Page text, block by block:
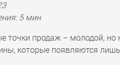
5 мин
точки продаж – молодой,
которые появляются